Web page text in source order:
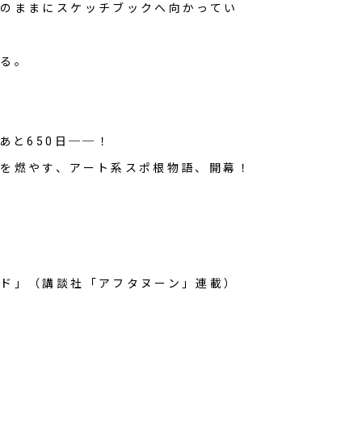
ままにスケッチブックへ向かってい
。
あと650日──！
燃やす、アート系スポ根物語、開幕！
」（講談社「アフタヌーン」連載）